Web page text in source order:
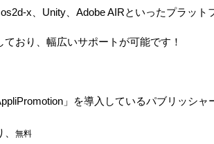
x Unity Adobe AIRといったプラット
おり、幅広いサポートが可能です！
」を導入しているパブリッシャ
無料